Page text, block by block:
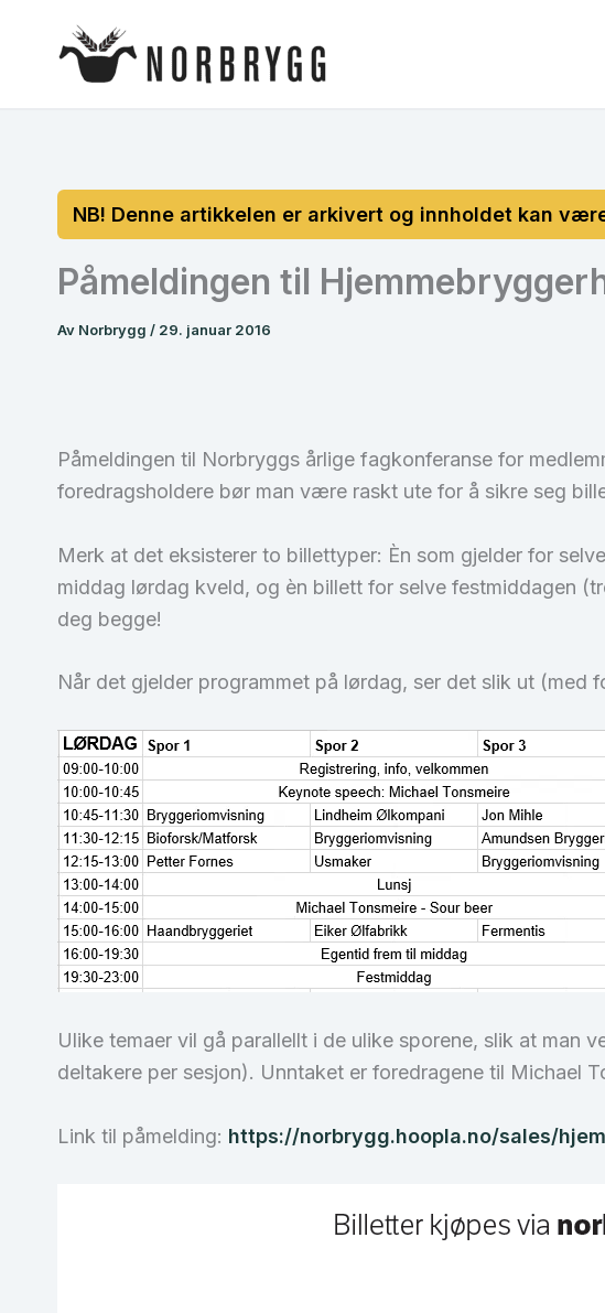
Påmeldingen til
Av Norbrygg / 29. januar 2016
Påmeldingen til Norbryggs årlige fagkonferanse for
foredragsholdere bør man være raskt ute for å sikre seg
Merk at det eksisterer to billettyper: Èn som gjelder for
middag lørdag kveld, og èn billett for selve festmiddagen
deg begge!
Når det gjelder programmet på lørdag, ser det slik ut (med
Ulike temaer vil gå parallellt i de ulike sporene, slik at man
deltakere per sesjon). Unntaket er foredragene til Michael
Link til påmelding: https://norbrygg.hoopla.no/sales/